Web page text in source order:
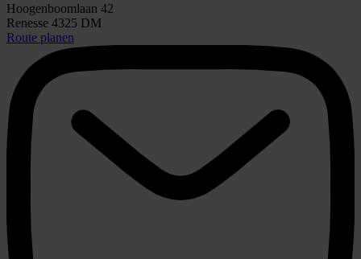
Hoogenboomlaan 42
Renesse 4325 DM
Route planen